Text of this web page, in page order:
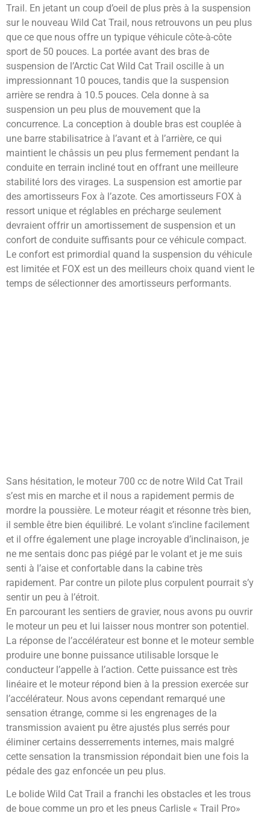
Trail. En jetant un coup d’oeil de plus près à la suspension
sur le nouveau Wild Cat Trail, nous retrouvons un peu plus
que ce que nous offre un typique véhicule côte-à-côte
sport de 50 pouces. La portée avant des bras de
suspension de l’Arctic Cat Wild Cat Trail oscille à un
impressionnant 10 pouces, tandis que la suspension
arrière se rendra à 10.5 pouces. Cela donne à sa
suspension un peu plus de mouvement que la
concurrence. La conception à double bras est couplée à
une barre stabilisatrice à l’avant et à l’arrière, ce qui
maintient le châssis un peu plus fermement pendant la
conduite en terrain incliné tout en offrant une meilleure
stabilité lors des virages. La suspension est amortie par
des amortisseurs Fox à l’azote. Ces amortisseurs FOX à
ressort unique et réglables en précharge seulement
devraient offrir un amortissement de suspension et un
confort de conduite suffisants pour ce véhicule compact.
Le confort est primordial quand la suspension du véhicule
est limitée et FOX est un des meilleurs choix quand vient le
temps de sélectionner des amortisseurs performants.
Sans hésitation, le moteur 700 cc de notre Wild Cat Trail
s’est mis en marche et il nous a rapidement permis de
mordre la poussière. Le moteur réagit et résonne très bien,
il semble être bien équilibré. Le volant s’incline facilement
et il offre également une plage incroyable d’inclinaison, je
ne me sentais donc pas piégé par le volant et je me suis
senti à l’aise et confortable dans la cabine très
rapidement. Par contre un pilote plus corpulent pourrait s’y
sentir un peu à l’étroit.
En parcourant les sentiers de gravier, nous avons pu ouvrir
le moteur un peu et lui laisser nous montrer son potentiel.
La réponse de l’accélérateur est bonne et le moteur semble
produire une bonne puissance utilisable lorsque le
conducteur l’appelle à l’action. Cette puissance est très
linéaire et le moteur répond bien à la pression exercée sur
l’accélérateur. Nous avons cependant remarqué une
sensation étrange, comme si les engrenages de la
transmission avaient pu être ajustés plus serrés pour
éliminer certains desserrements internes, mais malgré
cette sensation la transmission répondait bien une fois la
pédale des gaz enfoncée un peu plus.
Le bolide Wild Cat Trail a franchi les obstacles et les trous
de boue comme un pro et les pneus Carlisle « Trail Pro»